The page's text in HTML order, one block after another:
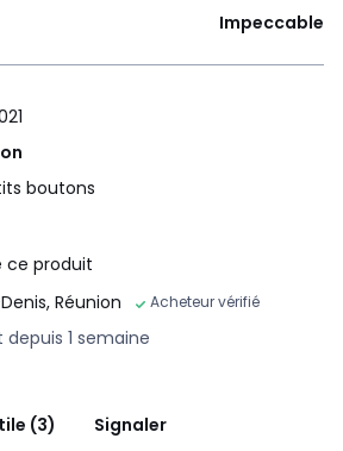
Impeccable
boutons
ce produit
Réunion Acheteur vérifié
1 semaine
(3)
Signaler